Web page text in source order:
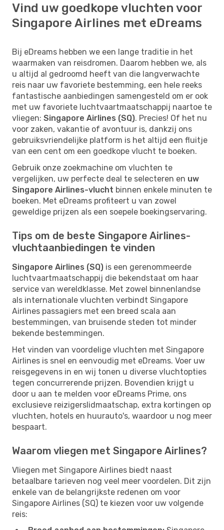
Vind uw goedkope vluchten voor
Singapore Airlines met eDreams
Bij eDreams hebben we een lange traditie in het
waarmaken van reisdromen. Daarom hebben we, als
u altijd al gedroomd heeft van die langverwachte
reis naar uw favoriete bestemming, een hele reeks
fantastische aanbiedingen samengesteld om er ook
met uw favoriete luchtvaartmaatschappij naartoe te
vliegen: Singapore Airlines (SQ). Precies! Of het nu
voor zaken, vakantie of avontuur is, dankzij ons
gebruiksvriendelijke platform is het altijd een fluitje
van een cent om een goedkope vlucht te boeken.
Gebruik onze zoekmachine om vluchten te
vergelijken, uw perfecte deal te selecteren en uw
Singapore Airlines-vlucht binnen enkele minuten te
boeken. Met eDreams profiteert u van zowel
geweldige prijzen als een soepele boekingservaring.
Tips om de beste Singapore Airlines-
vluchtaanbiedingen te vinden
Singapore Airlines (SQ) is een gerenommeerde
luchtvaartmaatschappij die bekendstaat om haar
service van wereldklasse. Met zowel binnenlandse
als internationale vluchten verbindt Singapore
Airlines passagiers met een breed scala aan
bestemmingen, van bruisende steden tot minder
bekende bestemmingen.
Het vinden van voordelige vluchten met Singapore
Airlines is snel en eenvoudig met eDreams. Voer uw
reisgegevens in en wij tonen u diverse vluchtopties
tegen concurrerende prijzen. Bovendien krijgt u
door u aan te melden voor eDreams Prime, ons
exclusieve reizigerslidmaatschap, extra kortingen op
vluchten, hotels en huurauto's, waardoor u nog meer
bespaart.
Waarom vliegen met Singapore Airlines?
Vliegen met Singapore Airlines biedt naast
betaalbare tarieven nog veel meer voordelen. Dit zijn
enkele van de belangrijkste redenen om voor
Singapore Airlines (SQ) te kiezen voor uw volgende
reis: